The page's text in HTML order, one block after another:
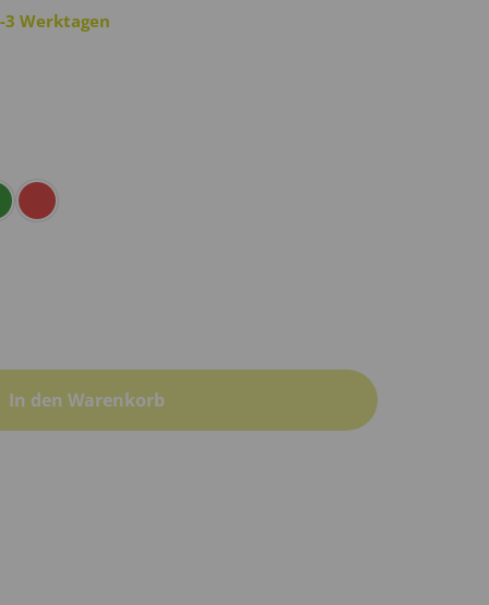
Werktagen
In den Warenkorb